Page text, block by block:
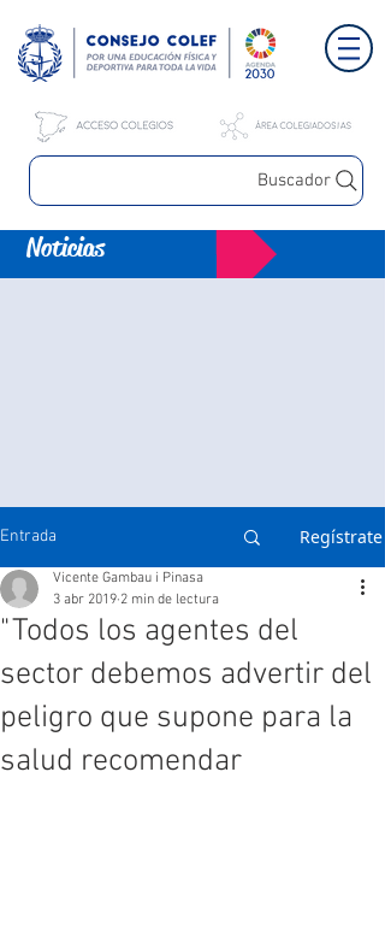
Buscador
Noticias
Entrada Regístrate
"Todos los agentes del
sector debemos advertir del
peligro que supone para la
salud recomendar
Vicente Gambau i Pinasa
3 abr 2019 2 min de lectura